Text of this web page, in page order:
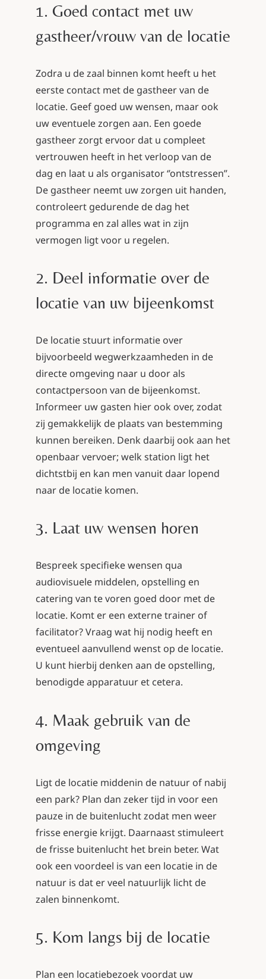
1. Goed contact met uw
gastheer/vrouw van de locatie
Zodra u de zaal binnen komt heeft u het
eerste contact met de gastheer van de
locatie. Geef goed uw wensen, maar ook
uw eventuele zorgen aan. Een goede
gastheer zorgt ervoor dat u compleet
vertrouwen heeft in het verloop van de
dag en laat u als organisator ‘’ontstressen’’.
De gastheer neemt uw zorgen uit handen,
controleert gedurende de dag het
programma en zal alles wat in zijn
vermogen ligt voor u regelen.
2. Deel informatie over de
locatie van uw bijeenkomst
De locatie stuurt informatie over
bijvoorbeeld wegwerkzaamheden in de
directe omgeving naar u door als
contactpersoon van de bijeenkomst.
Informeer uw gasten hier ook over, zodat
zij gemakkelijk de plaats van bestemming
kunnen bereiken. Denk daarbij ook aan het
openbaar vervoer; welk station ligt het
dichtstbij en kan men vanuit daar lopend
naar de locatie komen.
3. Laat uw wensen horen
Bespreek specifieke wensen qua
audiovisuele middelen, opstelling en
catering van te voren goed door met de
locatie. Komt er een externe trainer of
facilitator? Vraag wat hij nodig heeft en
eventueel aanvullend wenst op de locatie.
U kunt hierbij denken aan de opstelling,
benodigde apparatuur et cetera.
4. Maak gebruik van de
omgeving
Ligt de locatie middenin de natuur of nabij
een park? Plan dan zeker tijd in voor een
pauze in de buitenlucht zodat men weer
frisse energie krijgt. Daarnaast stimuleert
de frisse buitenlucht het brein beter. Wat
ook een voordeel is van een locatie in de
natuur is dat er veel natuurlijk licht de
zalen binnenkomt.
5. Kom langs bij de locatie
Plan een locatiebezoek voordat uw